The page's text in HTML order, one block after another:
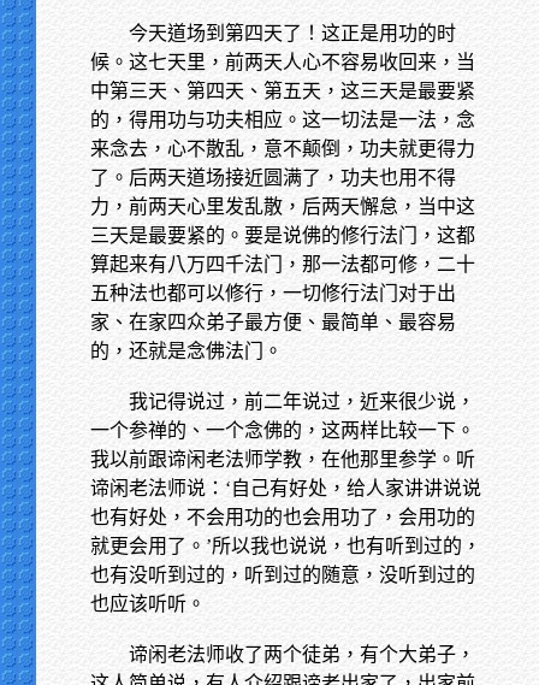
今天道场到第四天了！这正是用功的时
候。这七天里，前两天人心不容易收回来，当
中第三天、第四天、第五天，这三天是最要紧
的，得用功与功夫相应。这一切法是一法，念
来念去，心不散乱，意不颠倒，功夫就更得力
了。后两天道场接近圆满了，功夫也用不得
力，前两天心里发乱散，后两天懈怠，当中这
三天是最要紧的。要是说佛的修行法门，这都
算起来有八万四千法门，那一法都可修，二十
五种法也都可以修行，一切修行法门对于出
家、在家四众弟子最方便、最简单、最容易
的，还就是念佛法门。
我记得说过，前二年说过，近来很少说，
一个参禅的、一个念佛的，这两样比较一下。
我以前跟谛闲老法师学教，在他那里参学。听
谛闲老法师说：‘自己有好处，给人家讲讲说说
也有好处，不会用功的也会用功了，会用功的
就更会用了。’所以我也说说，也有听到过的，
也有没听到过的，听到过的随意，没听到过的
也应该听听。
谛闲老法师收了两个徒弟，有个大弟子，